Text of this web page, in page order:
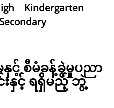
Kindergarten
Secondary
င့် စီမံခန့်ခွဲမှုပညာ
နှင့် ရရှိမည့် ဘွဲ့